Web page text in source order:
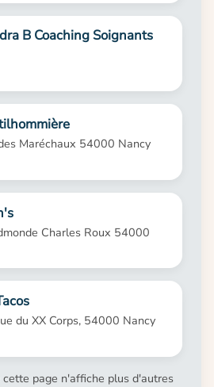
B Coaching Soignants
Maréchaux 54000 Nancy
Charles Roux 54000
du XX Corps, 54000 Nancy
page n'affiche plus d'autres